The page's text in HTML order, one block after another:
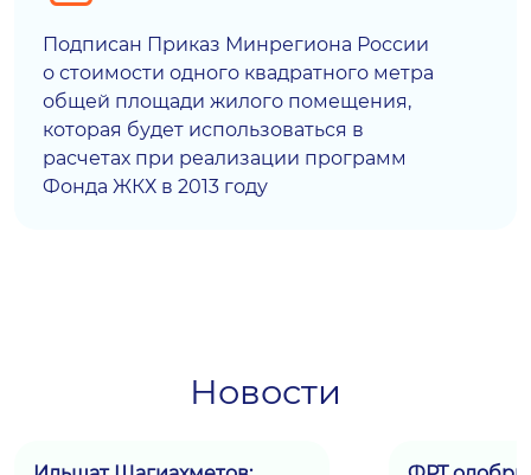
Подписан Приказ Минрегиона России
о стоимости одного квадратного метра
общей площади жилого помещения,
которая будет использоваться в
расчетах при реализации программ
Фонда ЖКХ в 2013 году
Новости